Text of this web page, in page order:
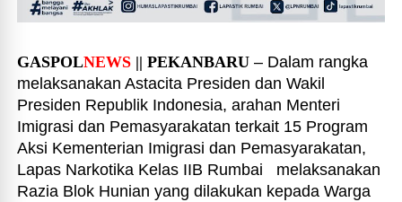
GASPOLNEWS || PEKANBARU – Dalam rangka
melaksanakan Astacita Presiden dan Wakil
Presiden Republik Indonesia, arahan Menteri
Imigrasi dan Pemasyarakatan terkait 15 Program
Aksi Kementerian Imigrasi dan Pemasyarakatan,
Lapas Narkotika Kelas IIB Rumbai melaksanakan
Razia Blok Hunian yang dilakukan kepada Warga